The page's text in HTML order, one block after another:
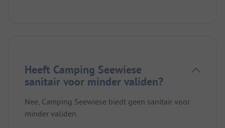
Heeft Camping Seewiese
sanitair voor minder validen?
Nee, Camping Seewiese biedt geen sanitair voor
minder validen.